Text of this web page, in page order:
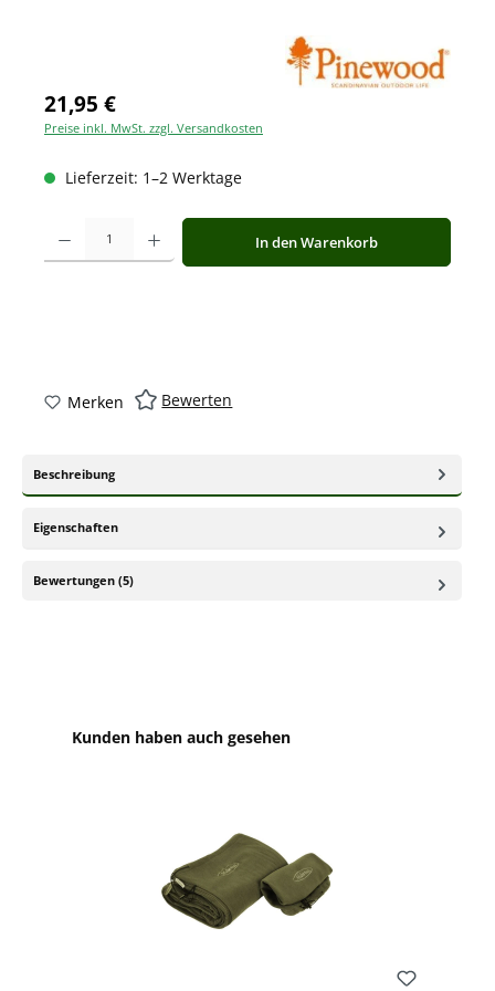
21,95 €
Preise inkl. MwSt. zzgl. Versandkosten
Lieferzeit: 1–2 Werktage
Produkt Anzahl: Gib den gewünschten Wert ein oder benutze die
In den Warenkorb
Merken Bewerten
Beschreibung
Eigenschaften
Bewertungen (5)
Produktgalerie überspringen
Kunden haben auch gesehen